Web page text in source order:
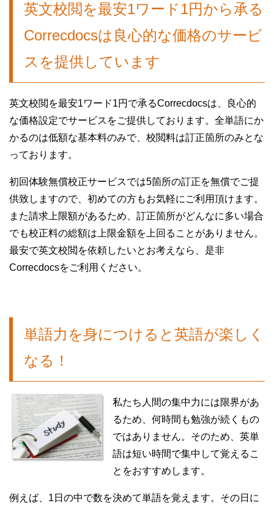
英文校閲を最安1ワード1円から承る
Correcdocsは良心的な価格のサービ
スを提供しています
英文校閲を最安1ワード1円で承るCorrecdocsは、良心的
な価格設定でサービスをご提供しております。全単語にか
かるのは低額な基本料のみで、校閲料は訂正箇所のみとな
っております。
初回体験無償校正サービスでは5箇所の訂正を無償でご提
供致しますので、初めての方もお気軽にご利用頂けます。
また請求上限額があるため、訂正箇所がどんなに多い場合
でも校正料の総額は上限金額を上回ることがありません。
最安で英文校閲を依頼したいとお考えなら、是非
Correcdocsをご利用ください。
単語力を身につけると英語が楽しく
なる！
私たち人間の集中力には限界があ
るため、何時間も勉強が続くもの
ではありません。そのため、英単
語は短い時間で集中して覚えるこ
とをおすすめします。
例えば、1日の中で数を決めて単語を覚えます。その日に